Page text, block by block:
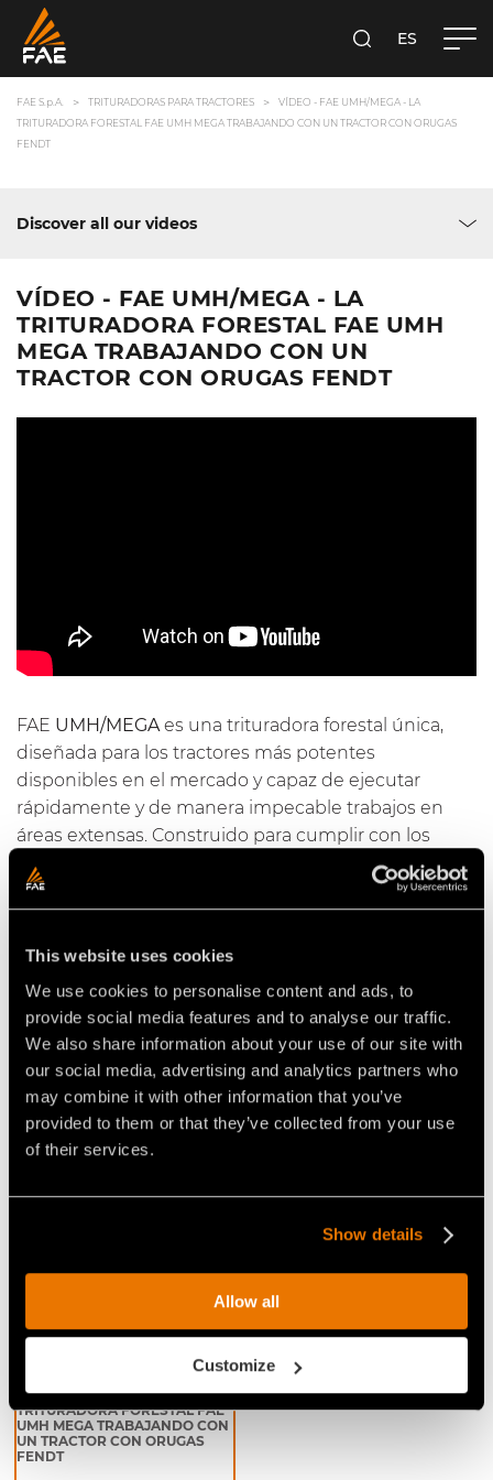
This website uses cookies
We use cookies to personalise content and ads, to
provide social media features and to analyse our traffic.
We also share information about your use of our site with
our social media, advertising and analytics partners who
may combine it with other information that you’ve
provided to them or that they’ve collected from your use
of their services.
Show details
Allow all
Customize
BUSCAES
FAE S.p.A. TRITURADORAS PARA TRACTORES
VÍDEO - FAE UMH/MEGA - LA
TRITURADORA FORESTAL FAE UMH MEGA TRABAJANDO CON UN TRACTOR CON ORUGAS
FENDT
Discover all our videos
VÍDEO - FAE UMH/MEGA - LA
TRITURADORA FORESTAL FAE UMH
MEGA TRABAJANDO CON UN
TRACTOR CON ORUGAS FENDT
FAE UMH/MEGAes una trituradora forestal única,
diseñada para los tractores más potentes
disponibles en el mercado y capaz de ejecutar
rápidamente y de manera impecable trabajos en
áreas extensas. Construido para cumplir con los
requerimientos de operadores que buscan alto
rendimiento de trituración con un arado forestal
extremadamente eficiente,UMH/MEGAtritura
árboles de hasta 50 cm de diámetro y fresa hasta
tocones y raíces. Estas características hacen que
UMH/MEGAsea una trituradora forestal capaz de
ejecutar rápidamente y de forma impecable trabajos
en áreas extensas.
Video Trituradoras para tractores
VÍDEO - FAE UMH/MEGA - LA
TRITURADORA FORESTAL FAE
UMH MEGA TRABAJANDO CON
UN TRACTOR CON ORUGAS
FENDT